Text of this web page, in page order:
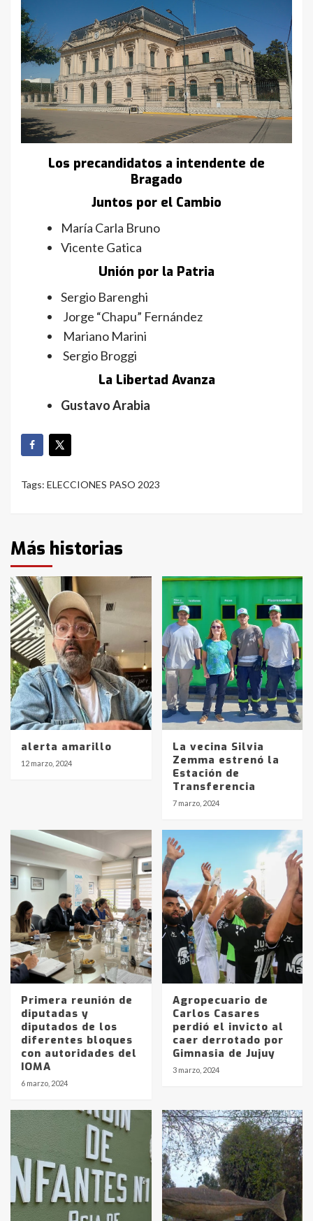
Los precandidatos a intendente de
Bragado
Juntos por el Cambio
María Carla Bruno
Vicente Gatica
Unión por la Patria
Sergio Barenghi
Jorge “Chapu” Fernández
Mariano Marini
Sergio Broggi
La Libertad Avanza
Gustavo Arabia
Tags: ELECCIONES PASO 2023
Más historias
alerta amarillo
12 marzo, 2024
La vecina Silvia
Zemma estrenó la
Estación de
Transferencia
7 marzo, 2024
Primera reunión de
diputadas y
diputados de los
diferentes bloques
con autoridades del
IOMA
6 marzo, 2024
Agropecuario de
Carlos Casares
perdió el invicto al
caer derrotado por
Gimnasia de Jujuy
3 marzo, 2024
Identidad de los adolescentes
protagonistas del fatal accidente
4
Accidente en Ruta 5: falleció un
joven de Trenque Lauquen
Los precios de los combustibles en